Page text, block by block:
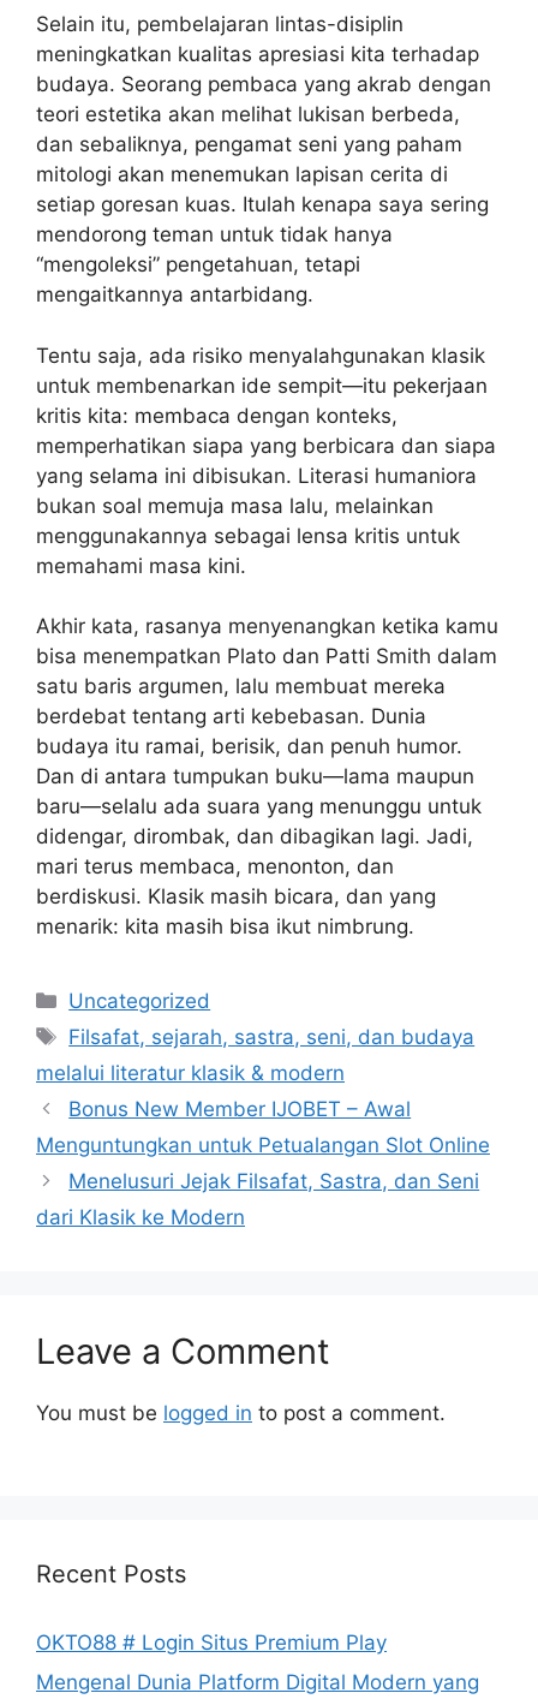
Selain itu, pembelajaran lintas-disiplin
meningkatkan kualitas apresiasi kita terhadap
budaya. Seorang pembaca yang akrab dengan
teori estetika akan melihat lukisan berbeda,
dan sebaliknya, pengamat seni yang paham
mitologi akan menemukan lapisan cerita di
setiap goresan kuas. Itulah kenapa saya sering
mendorong teman untuk tidak hanya
“mengoleksi” pengetahuan, tetapi
mengaitkannya antarbidang.
Tentu saja, ada risiko menyalahgunakan klasik
untuk membenarkan ide sempit—itu pekerjaan
kritis kita: membaca dengan konteks,
memperhatikan siapa yang berbicara dan siapa
yang selama ini dibisukan. Literasi humaniora
bukan soal memuja masa lalu, melainkan
menggunakannya sebagai lensa kritis untuk
memahami masa kini.
Akhir kata, rasanya menyenangkan ketika kamu
bisa menempatkan Plato dan Patti Smith dalam
satu baris argumen, lalu membuat mereka
berdebat tentang arti kebebasan. Dunia
budaya itu ramai, berisik, dan penuh humor.
Dan di antara tumpukan buku—lama maupun
baru—selalu ada suara yang menunggu untuk
didengar, dirombak, dan dibagikan lagi. Jadi,
mari terus membaca, menonton, dan
berdiskusi. Klasik masih bicara, dan yang
menarik: kita masih bisa ikut nimbrung.
Categories
Uncategorized
Tags
Filsafat, sejarah, sastra, seni, dan budaya
melalui literatur klasik & modern
Bonus New Member IJOBET – Awal
Menguntungkan untuk Petualangan Slot Online
Menelusuri Jejak Filsafat, Sastra, dan Seni
dari Klasik ke Modern
Leave a Comment
You must be logged in to post a comment.
Recent Posts
OKTO88 # Login Situs Premium Play
Mengenal Dunia Platform Digital Modern yang